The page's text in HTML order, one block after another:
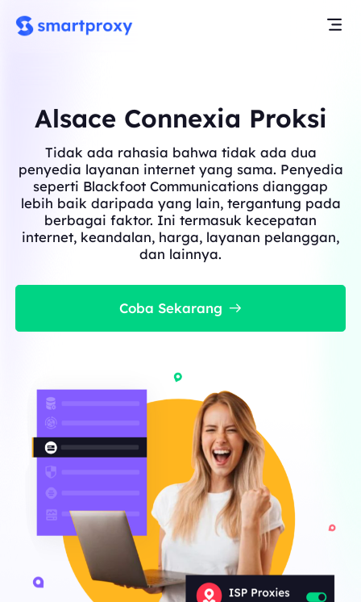
Alsace Connexia Proksi
Tidak ada rahasia bahwa tidak ada dua
penyedia layanan internet yang sama. Penyedia
seperti Blackfoot Communications dianggap
lebih baik daripada yang lain, tergantung pada
berbagai faktor. Ini termasuk kecepatan
internet, keandalan, harga, layanan pelanggan,
dan lainnya.
Coba Sekarang